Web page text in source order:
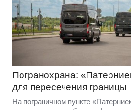
Погранохрана:
для пересечения границы
На пограничном пункте